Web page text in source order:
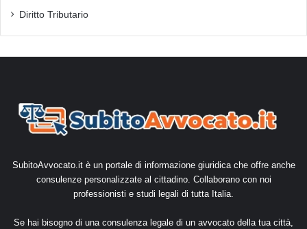
Diritto Tributario
SubitoAvvocato.it è un portale di informazione giuridica che offre anche
consulenze personalizzate al cittadino. Collaborano con noi
professionisti e studi legali di tutta Italia.
Se hai bisogno di una consulenza legale di un avvocato della tua città,